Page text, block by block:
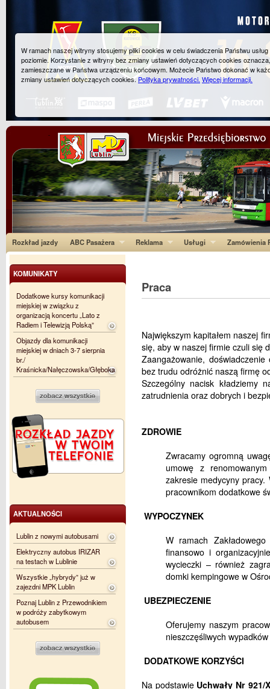
Rozkład jazdy ABC Pasażera Reklama Usługi Zamówienia
Praca
Największym kapitałem naszej
się, aby w naszej firmie czuli się
Zaangażowanie,
bez trudu odróżnić naszą firmę
Szczególny nacisk kładziemy
zatrudnienia oraz dobrych i
ZDROWIE
Zwracamy ogromną
umowę z
zakresie medycyny
pracownikom dodatkowe
WYPOCZYNEK
W ramach
finansowo i
wycieczki – również
domki kempingowe w
UBEZPIECZENIE
Oferujemy naszym
nieszczęśliwych
DODATKOWE KORZYŚCI
Na podstawieUchwały Nr 921/
KOMUNIKATY
Dodatkowe kursy komunikacji
miejskiej w związku z
organizacją koncertu „Lato z
Radiem i Telewizją Polską”
Objazdy dla komunikacji
miejskiej w dniach 3-7 sierpnia
br./
Kraśnicka/Nałęczowska/Głęboka
AKTUALNOŚCI
Lublin z nowymi autobusami
Elektryczny autobus IRIZAR
na testach w Lublinie
Wszystkie „hybrydy” już w
zajezdni MPK Lublin
Poznaj Lublin z Przewodnikiem
w podróży zabytkowym
autobusem
W ramach naszej witryny stosujemy pliki cookies w celu świadczenia Państwu
poziomie. Korzystanie z witryny bez zmiany ustawień dotyczących cookies
zamieszczane w Państwa urządzeniu końcowym. Możecie Państwo dokonać w
zmiany ustawień dotyczących cookies.Polityka prywatności. Więcej informacji.